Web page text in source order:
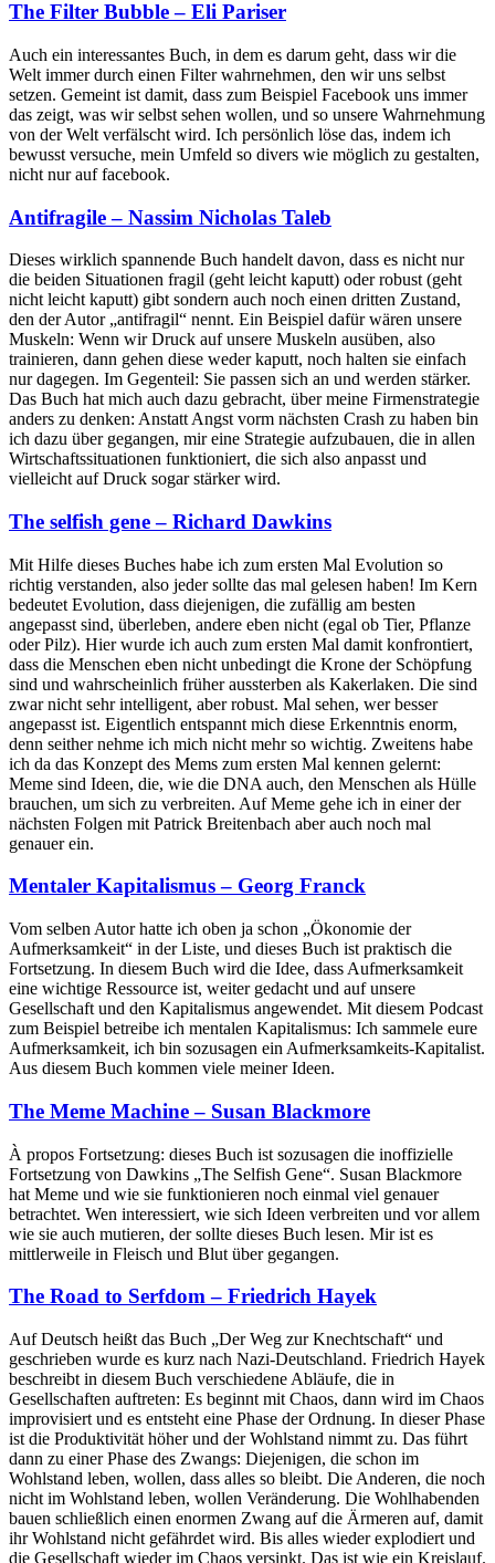
The Filter Bubble – Eli Pariser
Auch ein interessantes Buch, in dem es darum geht, dass wir die
Welt immer durch einen Filter wahrnehmen, den wir uns selbst
setzen. Gemeint ist damit, dass zum Beispiel Facebook uns immer
das zeigt, was wir selbst sehen wollen, und so unsere Wahrnehmung
von der Welt verfälscht wird. Ich persönlich löse das, indem ich
bewusst versuche, mein Umfeld so divers wie möglich zu gestalten,
nicht nur auf facebook.
Antifragile – Nassim Nicholas Taleb
Dieses wirklich spannende Buch handelt davon, dass es nicht nur
die beiden Situationen fragil (geht leicht kaputt) oder robust (geht
nicht leicht kaputt) gibt sondern auch noch einen dritten Zustand,
den der Autor „antifragil“ nennt. Ein Beispiel dafür wären unsere
Muskeln: Wenn wir Druck auf unsere Muskeln ausüben, also
trainieren, dann gehen diese weder kaputt, noch halten sie einfach
nur dagegen. Im Gegenteil: Sie passen sich an und werden stärker.
Das Buch hat mich auch dazu gebracht, über meine Firmenstrategie
anders zu denken: Anstatt Angst vorm nächsten Crash zu haben bin
ich dazu über gegangen, mir eine Strategie aufzubauen, die in allen
Wirtschaftssituationen funktioniert, die sich also anpasst und
vielleicht auf Druck sogar stärker wird.
The selfish gene – Richard Dawkins
Mit Hilfe dieses Buches habe ich zum ersten Mal Evolution so
richtig verstanden, also jeder sollte das mal gelesen haben! Im Kern
bedeutet Evolution, dass diejenigen, die zufällig am besten
angepasst sind, überleben, andere eben nicht (egal ob Tier, Pflanze
oder Pilz). Hier wurde ich auch zum ersten Mal damit konfrontiert,
dass die Menschen eben nicht unbedingt die Krone der Schöpfung
sind und wahrscheinlich früher aussterben als Kakerlaken. Die sind
zwar nicht sehr intelligent, aber robust. Mal sehen, wer besser
angepasst ist. Eigentlich entspannt mich diese Erkenntnis enorm,
denn seither nehme ich mich nicht mehr so wichtig. Zweitens habe
ich da das Konzept des Mems zum ersten Mal kennen gelernt:
Meme sind Ideen, die, wie die DNA auch, den Menschen als Hülle
brauchen, um sich zu verbreiten. Auf Meme gehe ich in einer der
nächsten Folgen mit Patrick Breitenbach aber auch noch mal
genauer ein.
Mentaler Kapitalismus – Georg Franck
Vom selben Autor hatte ich oben ja schon „Ökonomie der
Aufmerksamkeit“ in der Liste, und dieses Buch ist praktisch die
Fortsetzung. In diesem Buch wird die Idee, dass Aufmerksamkeit
eine wichtige Ressource ist, weiter gedacht und auf unsere
Gesellschaft und den Kapitalismus angewendet. Mit diesem Podcast
zum Beispiel betreibe ich mentalen Kapitalismus: Ich sammele eure
Aufmerksamkeit, ich bin sozusagen ein Aufmerksamkeits-Kapitalist.
Aus diesem Buch kommen viele meiner Ideen.
The Meme Machine – Susan Blackmore
À propos Fortsetzung: dieses Buch ist sozusagen die inoffizielle
Fortsetzung von Dawkins „The Selfish Gene“. Susan Blackmore
hat Meme und wie sie funktionieren noch einmal viel genauer
betrachtet. Wen interessiert, wie sich Ideen verbreiten und vor allem
wie sie auch mutieren, der sollte dieses Buch lesen. Mir ist es
mittlerweile in Fleisch und Blut über gegangen.
The Road to Serfdom – Friedrich Hayek
Auf Deutsch heißt das Buch „Der Weg zur Knechtschaft“ und
geschrieben wurde es kurz nach Nazi-Deutschland. Friedrich Hayek
beschreibt in diesem Buch verschiedene Abläufe, die in
Gesellschaften auftreten: Es beginnt mit Chaos, dann wird im Chaos
improvisiert und es entsteht eine Phase der Ordnung. In dieser Phase
ist die Produktivität höher und der Wohlstand nimmt zu. Das führt
dann zu einer Phase des Zwangs: Diejenigen, die schon im
Wohlstand leben, wollen, dass alles so bleibt. Die Anderen, die noch
nicht im Wohlstand leben, wollen Veränderung. Die Wohlhabenden
bauen schließlich einen enormen Zwang auf die Ärmeren auf, damit
ihr Wohlstand nicht gefährdet wird. Bis alles wieder explodiert und
die Gesellschaft wieder im Chaos versinkt. Das ist wie ein Kreislauf.